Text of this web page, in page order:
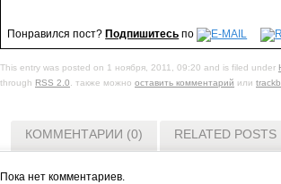
Понравился пост? Подпишитесь по
This entry was posted on 1 ноября, 2011, 09:20 and is filed under
through RSS 2.0. также можно оставить комментарий или
КОММЕНТАРИИ (0) RELATED POSTS
Пока нет комментариев.